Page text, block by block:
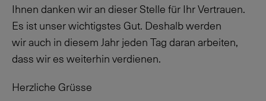
Ihnen danken wir an dieser Stelle für Ihr Vertrauen.
Es ist unser wichtigstes Gut. Deshalb werden
wir auch in diesem Jahr jeden Tag daran arbeiten,
dass wir es weiterhin verdienen.
Herzliche Grüsse